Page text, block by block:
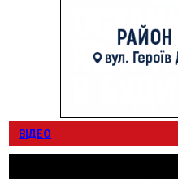
ВІДЕО